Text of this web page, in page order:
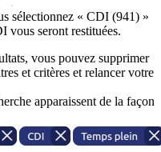
sélectionnez « CDI (941) »
vous seront restituées.
vous pouvez supprimer
et critères et relancer votre
apparaissent de la façon